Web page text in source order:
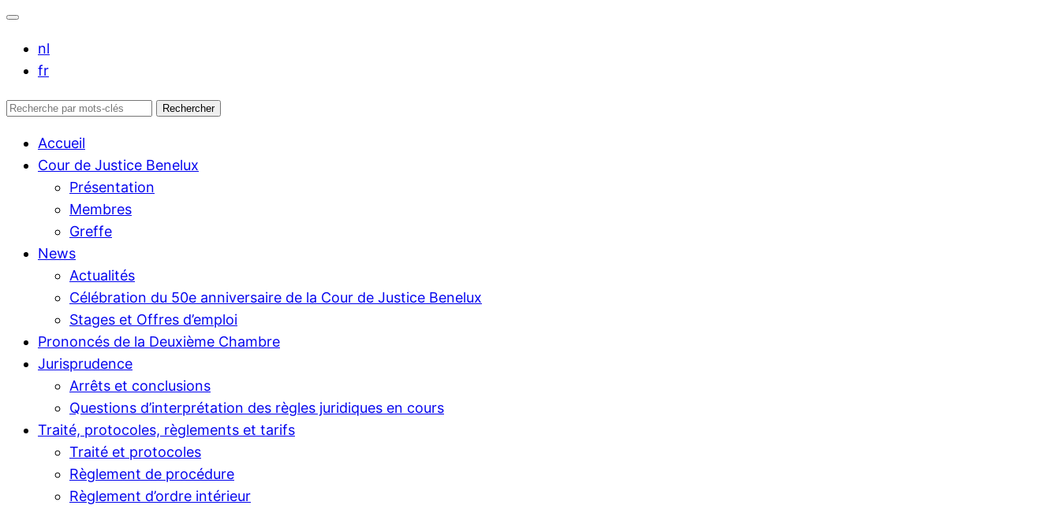
nl
fr
Rechercher : Rechercher
Accueil
Cour de Justice Benelux
Présentation
Membres
Greffe
News
Actualités
Célébration du 50e anniversaire de la Cour de Justice Benelux
Stages et Offres d’emploi
Prononcés de la Deuxième Chambre
Jurisprudence
Arrêts et conclusions
Questions d’interprétation des règles juridiques en cours
Traité, protocoles, règlements et tarifs
Traité et protocoles
Règlement de procédure
Règlement d’ordre intérieur